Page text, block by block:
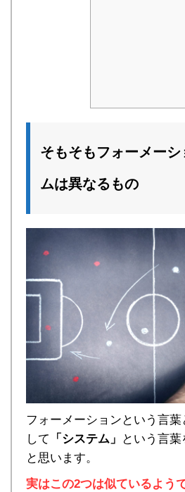
そもそもフォーメー
ムは異なるもの
フォーメーションという言
して
「システム」
という言
と思います。
実はこの2つは似ているよう